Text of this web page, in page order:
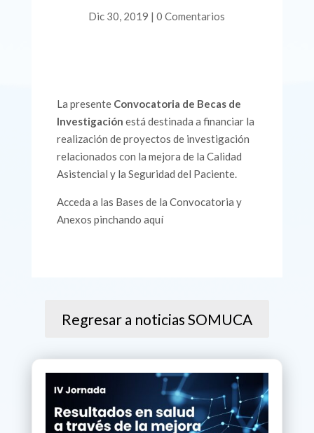
Dic 30, 2019 |0 Comentarios
La presente Convocatoria de Becas de
Investigación está destinada a financiar la
realización de proyectos de investigación
relacionados con la mejora de la Calidad
Asistencial y la Seguridad del Paciente.
Acceda a las Bases de la Convocatoria y
Anexos pinchando aquí
Regresar a noticias SOMUCA